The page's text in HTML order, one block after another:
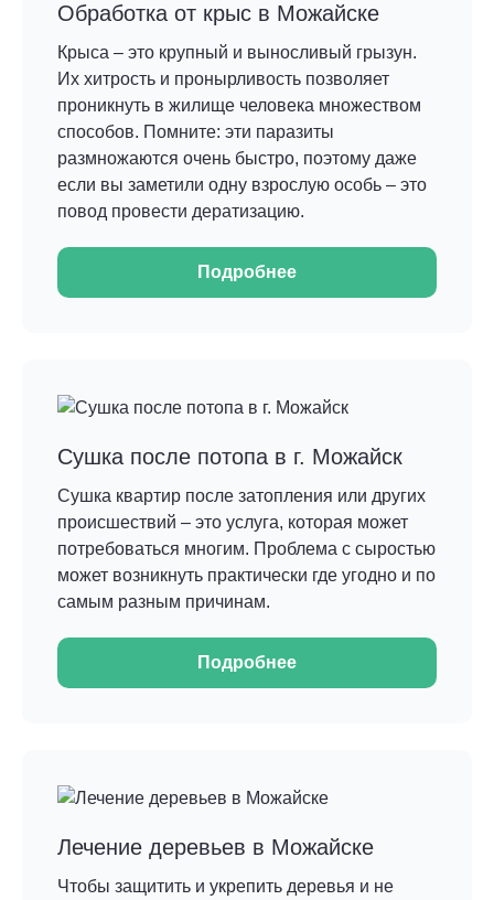
Обработка от крыс в Можайске
Крыса – это крупный и выносливый грызун.
Их хитрость и пронырливость позволяет
проникнуть в жилище человека множеством
способов. Помните: эти паразиты
размножаются очень быстро, поэтому даже
если вы заметили одну взрослую особь – это
повод провести дератизацию.
Подробнее
Сушка после потопа в г. Можайск
Сушка квартир после затопления или других
происшествий – это услуга, которая может
потребоваться многим. Проблема с сыростью
может возникнуть практически где угодно и по
самым разным причинам.
Подробнее
Лечение деревьев в Можайске
Чтобы защитить и укрепить деревья и не